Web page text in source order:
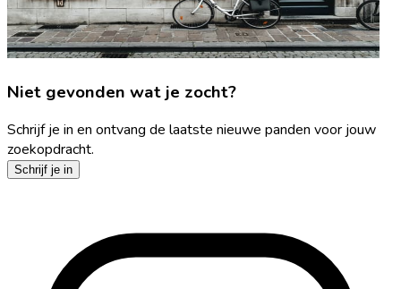
Niet gevonden wat je zocht?
Schrijf je in en ontvang de laatste nieuwe panden voor jouw
zoekopdracht.
Schrijf je in